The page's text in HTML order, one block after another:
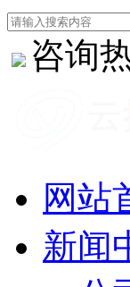
咨询
网站
新闻